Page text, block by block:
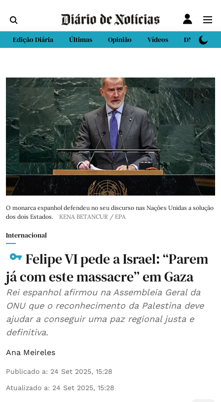
Edição Diária Últimas Opinião Vídeos DN Sport
O monarca espanhol defendeu no seu discurso nas Nações Unidas a solução
dos dois Estados.
KENA BETANCUR / EPA
Internacional
Felipe VI pede a Israel: “Parem
já com este massacre” em Gaza
Rei espanhol afirmou na Assembleia Geral da
ONU que o reconhecimento da Palestina deve
ajudar a conseguir uma paz regional justa e
definitiva.
Ana Meireles
Publicado a: 24 Set 2025, 15:28
Atualizado a: 24 Set 2025, 15:28